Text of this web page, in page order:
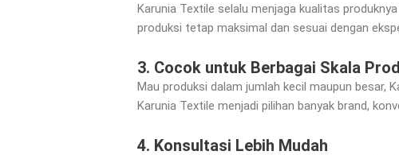
Karunia Textile selalu menjaga kualitas
produksi tetap maksimal dan sesuai dengan
3. Cocok untuk Berbagai Skala
Mau produksi dalam jumlah kecil maupun besar,
Karunia Textile menjadi pilihan banyak brand,
4. Konsultasi Lebih Mudah